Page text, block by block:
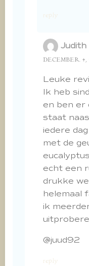
reply
Judith
DECEMBER 4,
Leuke
Ik heb
en ben er
staat
iedere
met de
echt een
drukke
helemaal
ik
@juud92
reply